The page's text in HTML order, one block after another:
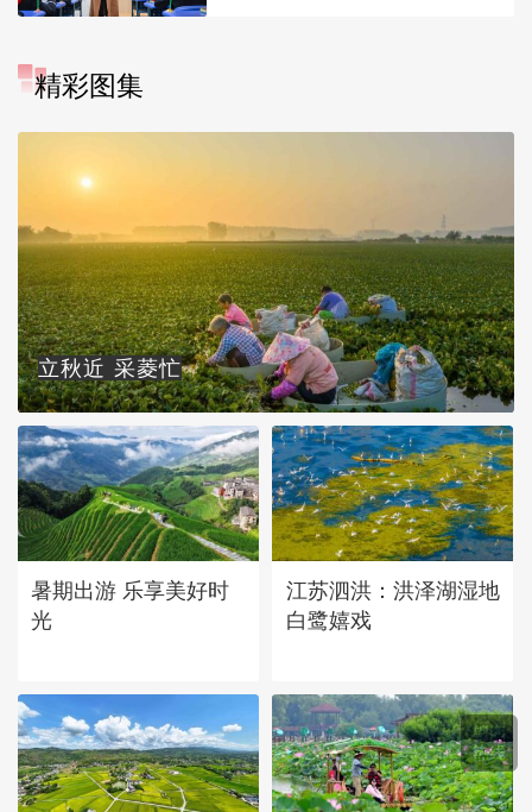
精彩图集
立秋近 采菱忙
暑期出游 乐享美好时
光
江苏泗洪：洪泽湖湿地
白鹭嬉戏